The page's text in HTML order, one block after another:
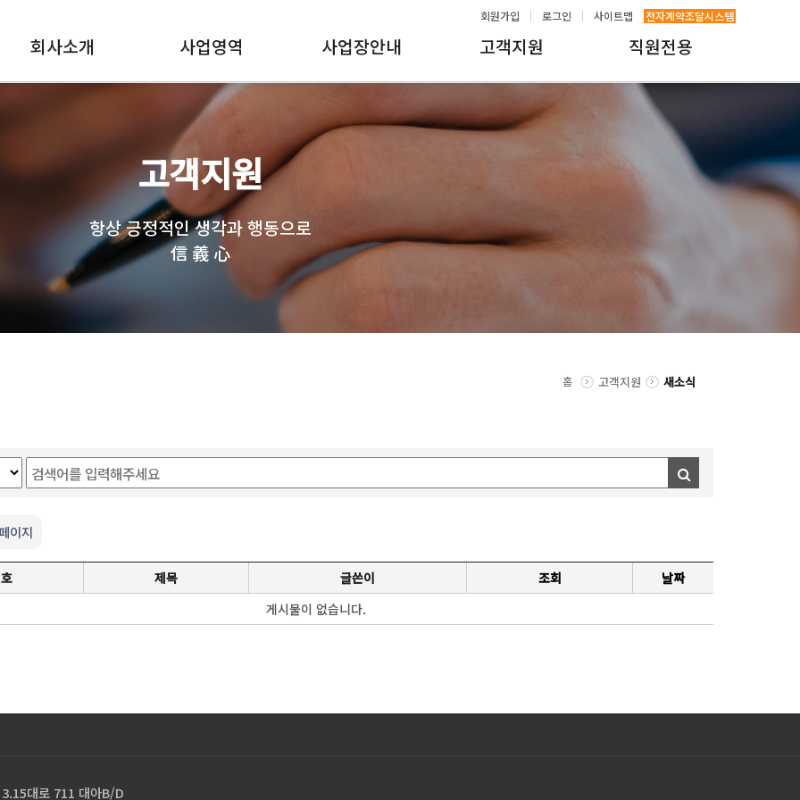
회원가입 로그인 사이트맵 전자계약조달시스템
회사소개 사업영역 사업장안내 고객지원 직원전용
고객지원
항상 긍정적인 생각과 행동으로
信 義 心
홈 고객지원 새소식
이지
제목 글쓴이 조회
날짜
게시물이 없습니다.
대로 711 대아B/D